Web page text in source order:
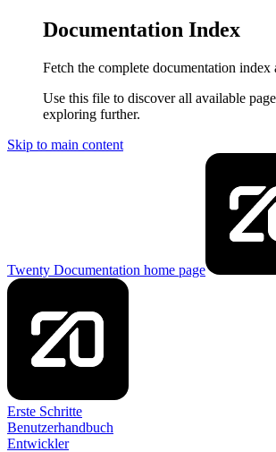
Documentation Index
Fetch the complete documentation index
Use this file to discover all available
exploring further.
Skip to main content
Twenty Documentation home page
Erste Schritte
Benutzerhandbuch
Entwickler